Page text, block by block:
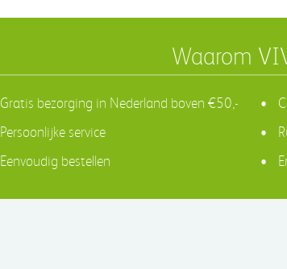
Waarom
Gratis bezorging in Nederland boven €50,-
Persoonlijke service
Eenvoudig bestellen